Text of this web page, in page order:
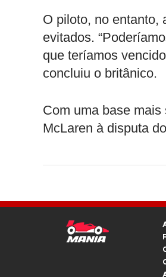
O piloto, no entanto,
evitados.
que teríamos
concluiu o britânico.
Com uma base
McLaren à disputa